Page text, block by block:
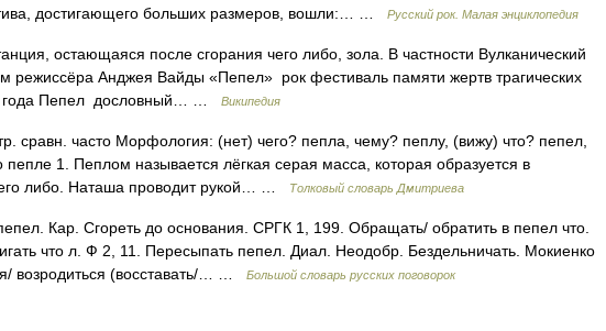
достигающего больших размеров, вошли:… …
Русский рок. Малая энциклопедия
остающаяся после сгорания чего либо, зола. В частности Вулканический
Анджея Вайды «Пепел» рок фестиваль памяти жертв трагических
года Пепел дословный… …
Википедия
сравн. часто Морфология: (нет) чего? пепла, чему? пеплу, (вижу) что? пепел,
1. Пеплом называется лёгкая серая масса, которая образуется в
либо. Наташа проводит рукой… …
Толковый словарь Дмитриева
Кар. Сгореть до основания. СРГК 1, 199. Обращать/ обратить в пепел что.
что л. Ф 2, 11. Пересыпать пепел. Диал. Неодобр. Бездельничать. Мокиенко
возродиться (восставать/… …
Большой словарь русских поговорок